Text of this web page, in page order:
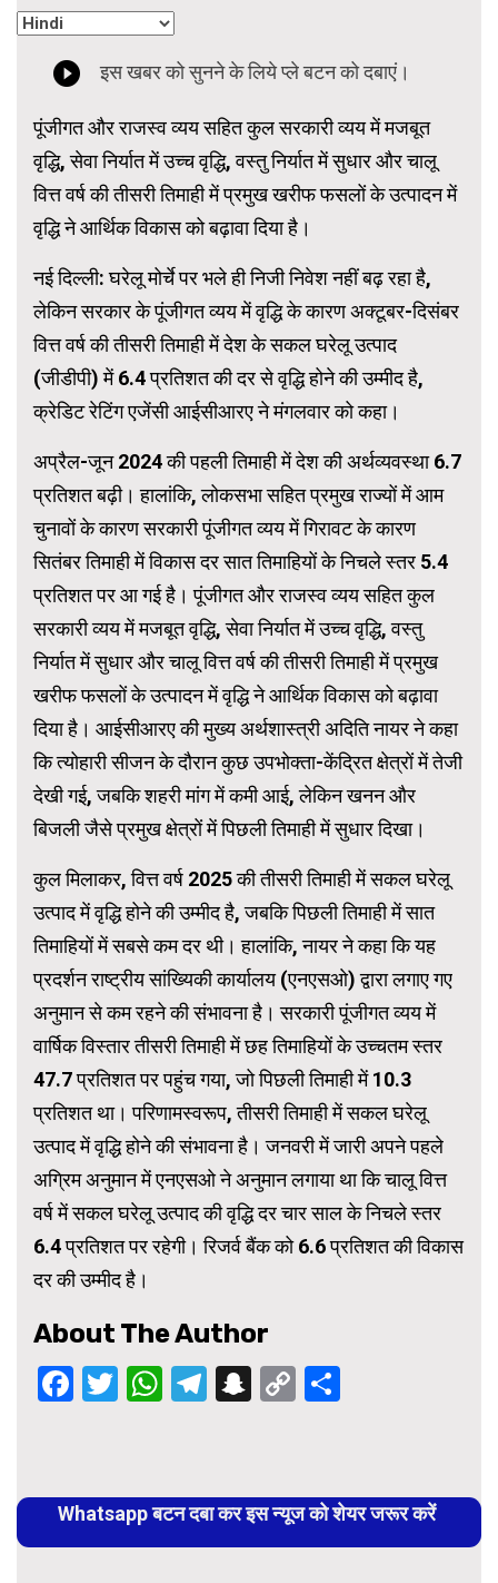
पूंजीगत और राजस्व व्यय सहित कुल सरकारी व्यय में मजबूत
वृद्धि, सेवा निर्यात में उच्च वृद्धि, वस्तु निर्यात में सुधार और चालू
वित्त वर्ष की तीसरी तिमाही में प्रमुख खरीफ फसलों के उत्पादन में
वृद्धि ने आर्थिक विकास को बढ़ावा दिया है।
नई दिल्ली: घरेलू मोर्चे पर भले ही निजी निवेश नहीं बढ़ रहा है,
लेकिन सरकार के पूंजीगत व्यय में वृद्धि के कारण अक्टूबर-दिसंबर
वित्त वर्ष की तीसरी तिमाही में देश के सकल घरेलू उत्पाद
(जीडीपी) में 6.4 प्रतिशत की दर से वृद्धि होने की उम्मीद है,
क्रेडिट रेटिंग एजेंसी आईसीआरए ने मंगलवार को कहा।
अप्रैल-जून 2024 की पहली तिमाही में देश की अर्थव्यवस्था 6.7
प्रतिशत बढ़ी। हालांकि, लोकसभा सहित प्रमुख राज्यों में आम
चुनावों के कारण सरकारी पूंजीगत व्यय में गिरावट के कारण
सितंबर तिमाही में विकास दर सात तिमाहियों के निचले स्तर 5.4
प्रतिशत पर आ गई है। पूंजीगत और राजस्व व्यय सहित कुल
सरकारी व्यय में मजबूत वृद्धि, सेवा निर्यात में उच्च वृद्धि, वस्तु
निर्यात में सुधार और चालू वित्त वर्ष की तीसरी तिमाही में प्रमुख
खरीफ फसलों के उत्पादन में वृद्धि ने आर्थिक विकास को बढ़ावा
दिया है। आईसीआरए की मुख्य अर्थशास्त्री अदिति नायर ने कहा
कि त्योहारी सीजन के दौरान कुछ उपभोक्ता-केंद्रित क्षेत्रों में तेजी
देखी गई, जबकि शहरी मांग में कमी आई, लेकिन खनन और
बिजली जैसे प्रमुख क्षेत्रों में पिछली तिमाही में सुधार दिखा।
कुल मिलाकर, वित्त वर्ष 2025 की तीसरी तिमाही में सकल घरेलू
उत्पाद में वृद्धि होने की उम्मीद है, जबकि पिछली तिमाही में सात
तिमाहियों में सबसे कम दर थी। हालांकि, नायर ने कहा कि यह
प्रदर्शन राष्ट्रीय सांख्यिकी कार्यालय (एनएसओ) द्वारा लगाए गए
अनुमान से कम रहने की संभावना है। सरकारी पूंजीगत व्यय में
वार्षिक विस्तार तीसरी तिमाही में छह तिमाहियों के उच्चतम स्तर
47.7 प्रतिशत पर पहुंच गया, जो पिछली तिमाही में 10.3
प्रतिशत था। परिणामस्वरूप, तीसरी तिमाही में सकल घरेलू
उत्पाद में वृद्धि होने की संभावना है। जनवरी में जारी अपने पहले
अग्रिम अनुमान में एनएसओ ने अनुमान लगाया था कि चालू वित्त
वर्ष में सकल घरेलू उत्पाद की वृद्धि दर चार साल के निचले स्तर
6.4 प्रतिशत पर रहेगी। रिजर्व बैंक को 6.6 प्रतिशत की विकास
दर की उम्मीद है।
About The Author
Facebook
Twitter
WhatsApp
Telegram
Snapchat
Copy
Reading
Whatsapp बटन दबा कर इस न्यूज को शेयर जरूर करें